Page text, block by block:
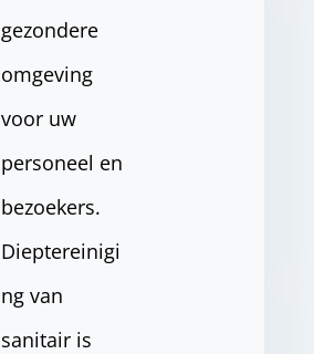
gezondere
omgeving
voor uw
personeel en
bezoekers.
Dieptereinigi
ng van
sanitair is